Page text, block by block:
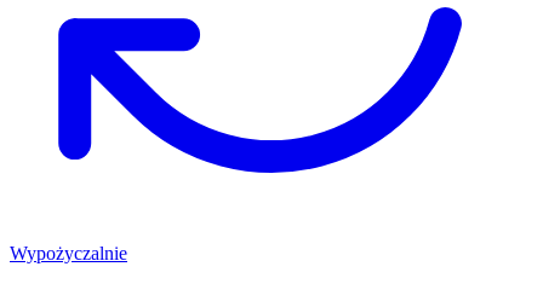
Wypożyczalnie